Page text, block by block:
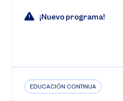
¡Nuevo programa!
EDUCACIÓN CONTINUA